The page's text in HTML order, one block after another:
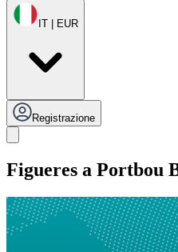
IT | EUR
Registrazione
Figueres a Portbou